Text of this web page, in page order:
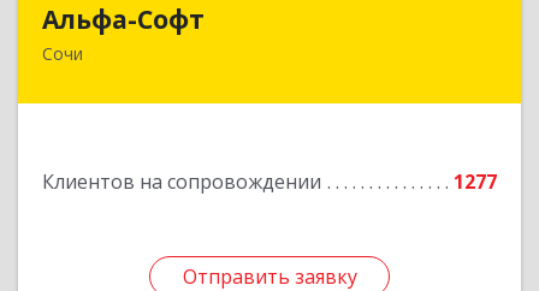
Альфа-Софт
Сочи
Клиентов на сопровождении 1277
Отправить заявку
Отправить заявку